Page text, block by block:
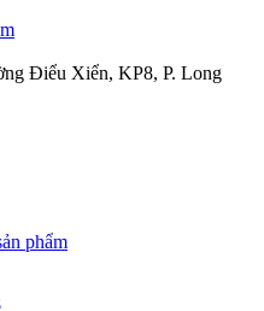
Điểu Xiển, KP8, P. Long
phẩm